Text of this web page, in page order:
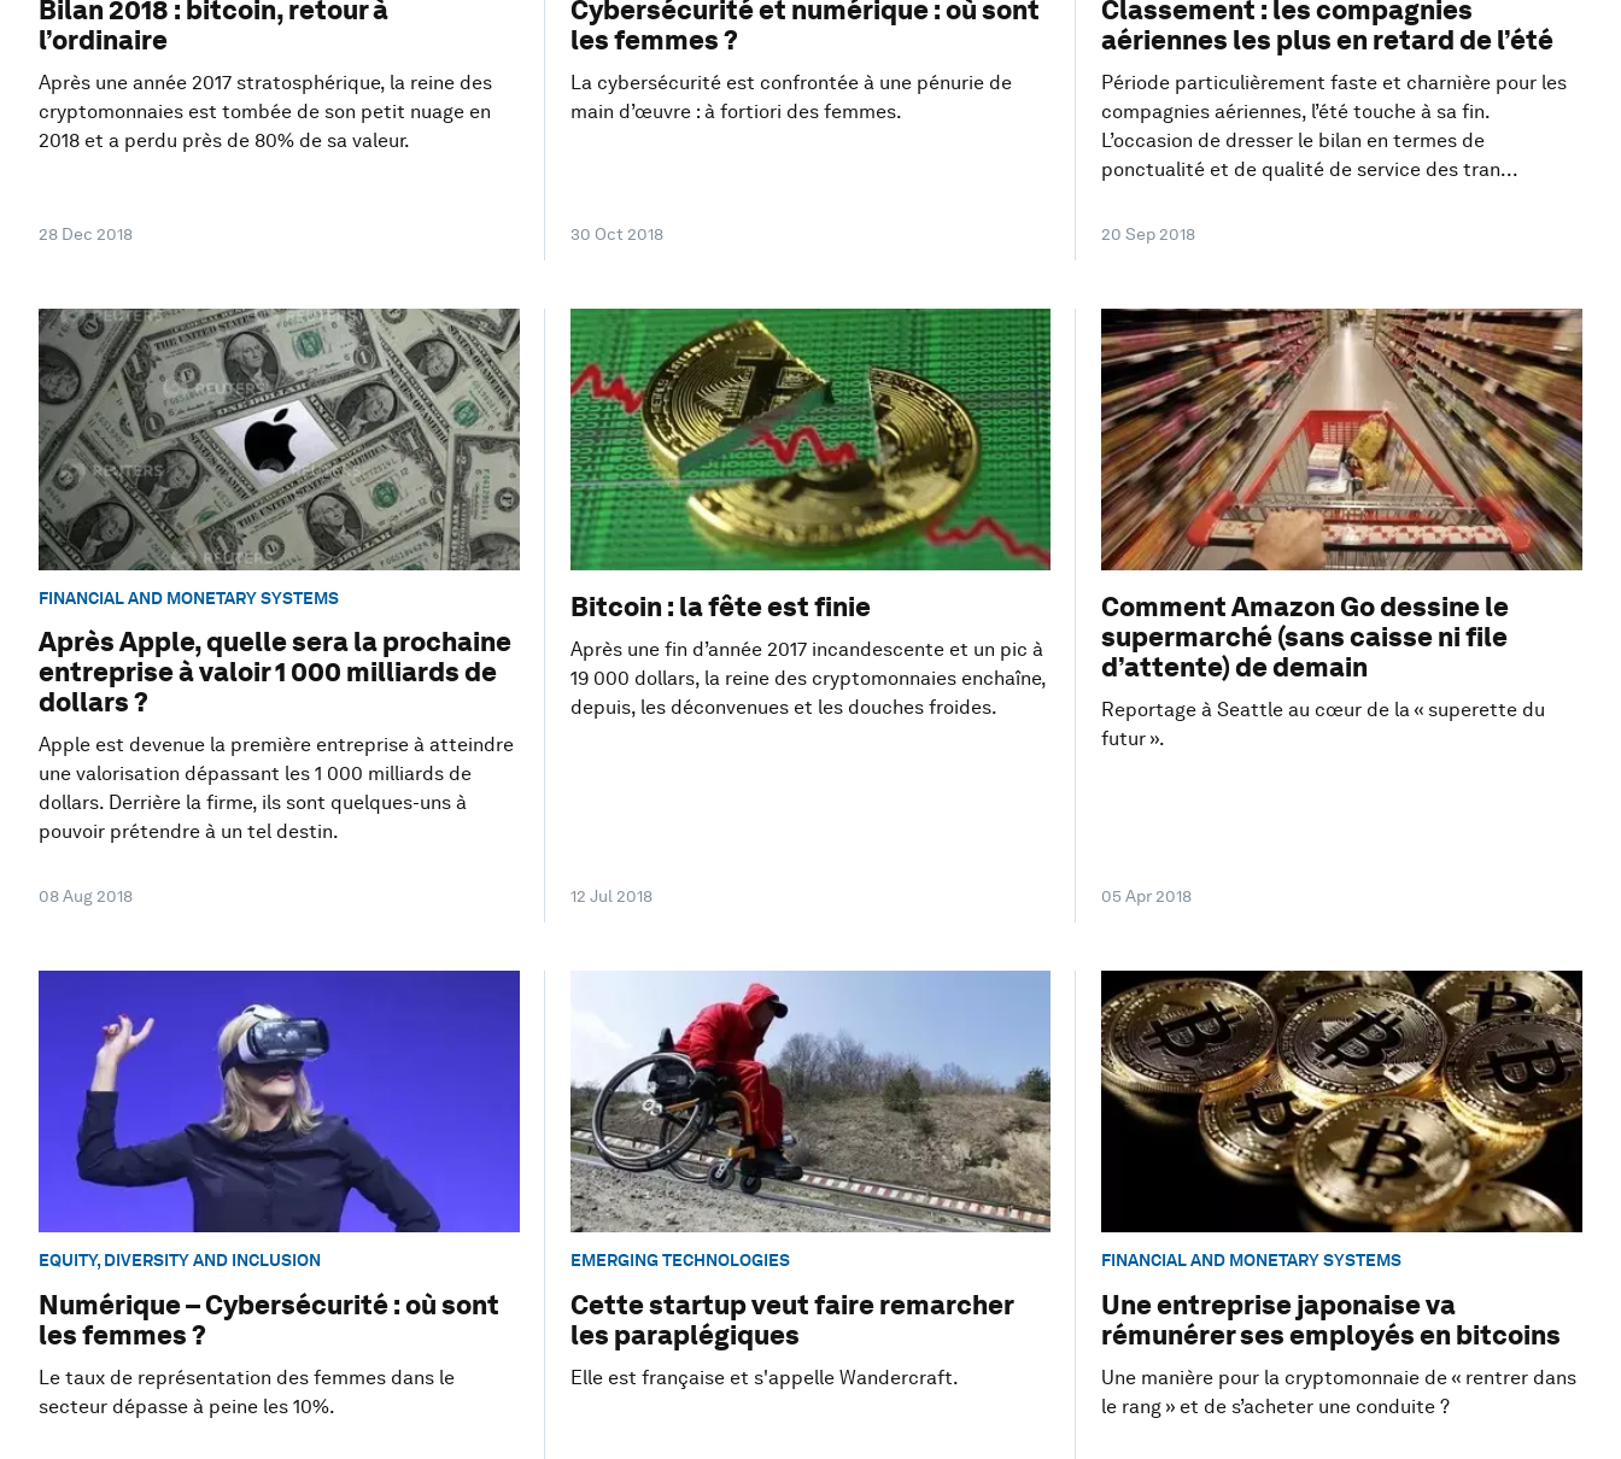
Bilan 2018 : bitcoin, retour à
l’ordinaire
Après une année 2017 stratosphérique, la reine des
cryptomonnaies est tombée de son petit nuage en
2018 et a perdu près de 80% de sa valeur.
28 Dec 2018
Cybersécurité et numérique : où sont
les femmes ?
La cybersécurité est confrontée à une pénurie de
main d’œuvre : à fortiori des femmes.
30 Oct 2018
Classement : les compagnies
aériennes les plus en retard de l’été
Période particulièrement faste et charnière pour les
compagnies aériennes, l’été touche à sa fin.
L’occasion de dresser le bilan en termes de
ponctualité et de qualité de service des tran...
20 Sep 2018
FINANCIAL AND MONETARY SYSTEMS
Après Apple, quelle sera la prochaine
entreprise à valoir 1 000 milliards de
dollars ?
Apple est devenue la première entreprise à atteindre
une valorisation dépassant les 1 000 milliards de
dollars. Derrière la firme, ils sont quelques-uns à
pouvoir prétendre à un tel destin.
08 Aug 2018
Bitcoin : la fête est finie
Après une fin d’année 2017 incandescente et un pic à
19 000 dollars, la reine des cryptomonnaies enchaîne,
depuis, les déconvenues et les douches froides.
12 Jul 2018
Comment Amazon Go dessine le
supermarché (sans caisse ni file
d’attente) de demain
Reportage à Seattle au cœur de la « superette du
futur ».
05 Apr 2018
EQUITY, DIVERSITY AND INCLUSION
Numérique – Cybersécurité : où sont
les femmes ?
Le taux de représentation des femmes dans le
secteur dépasse à peine les 10%.
EMERGING TECHNOLOGIES
Cette startup veut faire remarcher
les paraplégiques
Elle est française et s'appelle Wandercraft.
FINANCIAL AND MONETARY SYSTEMS
Une entreprise japonaise va
rémunérer ses employés en bitcoins
Une manière pour la cryptomonnaie de « rentrer dans
le rang » et de s’acheter une conduite ?